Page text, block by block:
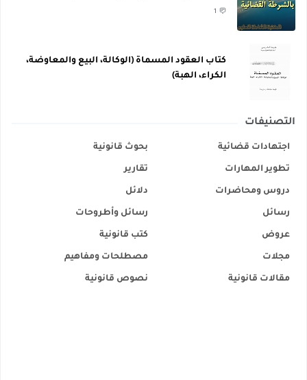
1
كتاب العقود المسماة (الوكالة، البيع والمعاوضة،
الكراء، الهبة)
التصنيفات
اجتهادات قضائية بحوث قانونية
تطوير المهارات تقارير
دروس ومحاضرات دلائل
رسائل رسائل وأطروحات
عروض كتب قانونية
مجلات مصطلحات ومفاهيم
مقالات قانونية نصوص قانونية